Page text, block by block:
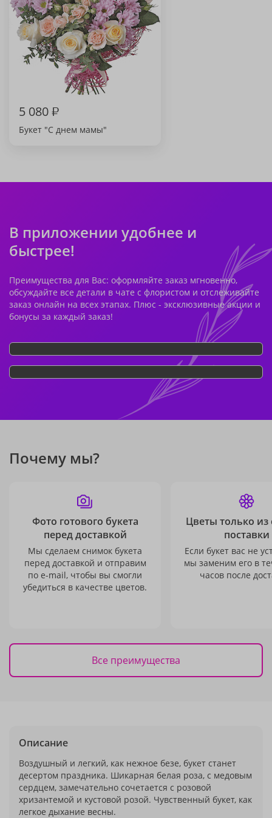
5 080₽
Букет "С днем мамы"
В приложении удобнее и
быстрее!
Преимущества для Вас: оформляйте заказ мгновенно,
обсуждайте все детали в чате с флористом и отслеживайте
заказ онлайн на всех этапах. Плюс - эксклюзивные акции и
бонусы за каждый заказ!
Почему мы?
Фото готового букета
перед доставкой
Мы сделаем снимок букета
перед доставкой и отправим
по e-mail, чтобы вы смогли
убедиться в качестве цветов.
Цветы только из
поставки
Если букет вас не
мы заменим его в
часов после
Все преимущества
Описание
Воздушный и легкий, как нежное безе, букет станет
десертом праздника. Шикарная белая роза, с медовым
сердцем, замечательно сочетается с розовой
хризантемой и кустовой розой. Чувственный букет, как
легкое дыхание весны.